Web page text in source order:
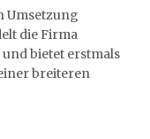
Umsetzung
die Firma
bietet erstmals
breiteren